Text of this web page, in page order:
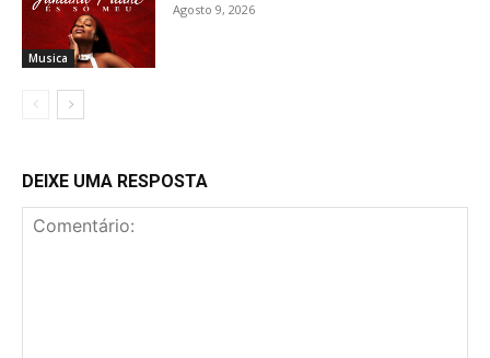
Musica
Agosto 9, 2026
DEIXE UMA RESPOSTA